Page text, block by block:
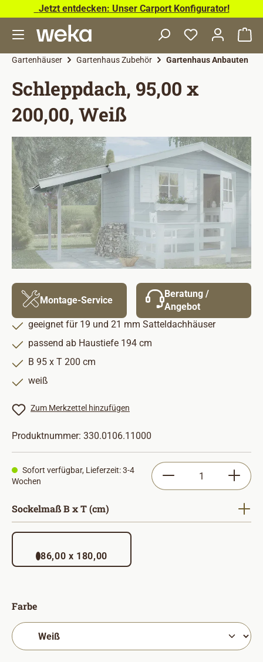
Zum Hauptinhalt springen
Jetzt entdecken: Unser Carport Konfigurator!
Gartenhäuser Gartenhaus Zubehör Gartenhaus Anbauten
Schleppdach, 95,00 x
200,00, Weiß
Bildergalerie überspringen
Montage-Service
Beratung /
Angebot
geeignet für 19 und 21 mm Satteldachhäuser
passend ab Haustiefe 194 cm
B 95 x T 200 cm
weiß
Zum Merkzettel hinzufügen
Produktnummer: 330.0106.11000
Sofort verfügbar, Lieferzeit: 3-4
Wochen
Produkt Anzahl:
Sockelmaß B x T (cm)
86,00 x 180,00
Farbeauswählen